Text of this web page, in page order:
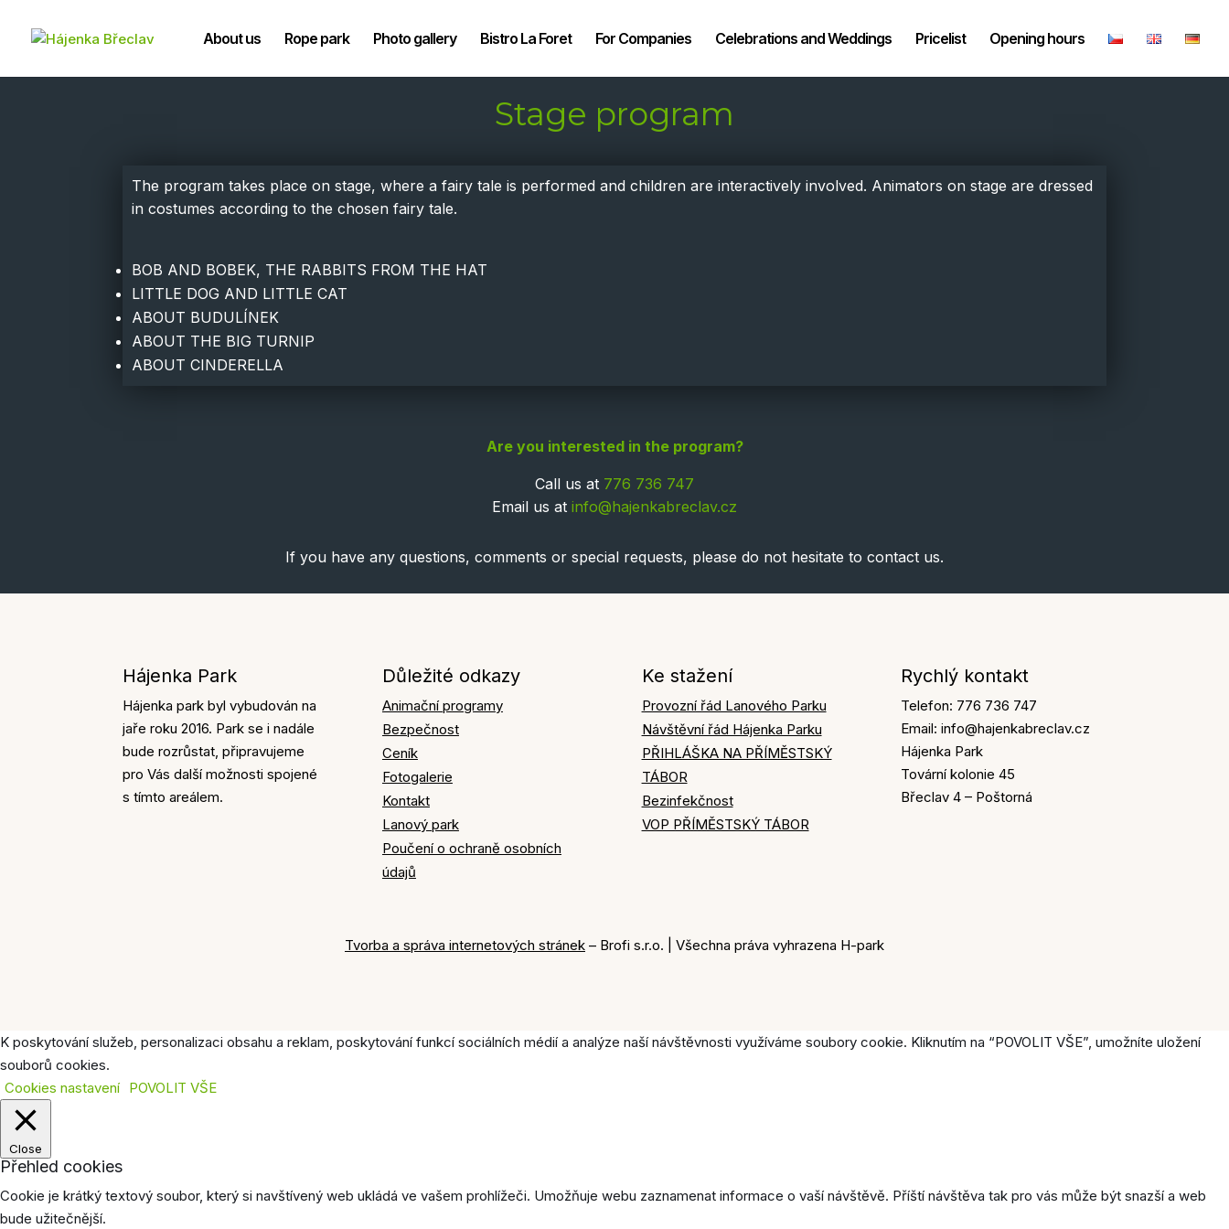
About us Rope park Photo gallery Bistro La Foret For Companies Celebrations and Weddings Pricelist Opening hours
Stage program
The program takes place on stage, where a fairy tale is performed and children are interactively involved. Animators on stage are dressed
in costumes according to the chosen fairy tale.
BOB AND BOBEK, THE RABBITS FROM THE HAT
LITTLE DOG AND LITTLE CAT
ABOUT BUDULÍNEK
ABOUT THE BIG TURNIP
ABOUT CINDERELLA
Are you interested in the program?
Call us at 776 736 747
Email us at info@hajenkabreclav.cz
If you have any questions, comments or special requests, please do not hesitate to contact us.
Hájenka Park
Hájenka park byl vybudován na
jaře roku 2016. Park se i nadále
bude rozrůstat, připravujeme
pro Vás další možnosti spojené
s tímto areálem.
Důležité odkazy
Animační programy
Bezpečnost
Ceník
Fotogalerie
Kontakt
Lanový park
Poučení o ochraně osobních
údajů
Ke stažení
Provozní řád Lanového Parku
Návštěvní řád Hájenka Parku
PŘIHLÁŠKA NA PŘÍMĚSTSKÝ
TÁBOR
Bezinfekčnost
VOP PŘÍMĚSTSKÝ TÁBOR
Rychlý kontakt
Telefon: 776 736 747
Email: info@hajenkabreclav.cz
Hájenka Park
Tovární kolonie 45
Břeclav 4 – Poštorná
Tvorba a správa internetových stránek – Brofi s.r.o. | Všechna práva vyhrazena H-park
K poskytování služeb, personalizaci obsahu a reklam, poskytování funkcí sociálních médií a analýze naší návštěvnosti využíváme soubory cookie. Kliknutím na “POVOLIT VŠE”, umožníte uložení
souborů cookies.
Cookies nastavení POVOLIT VŠE
Close
Přehled cookies
Cookie je krátký textový soubor, který si navštívený web ukládá ve vašem prohlížeči. Umožňuje webu zaznamenat informace o vaší návštěvě. Příští návštěva tak pro vás může být snazší a web
bude užitečnější.